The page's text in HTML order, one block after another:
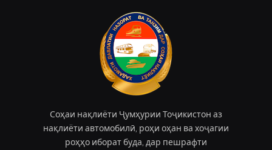
Соҳаи нақлиёти Ҷумҳурии Тоҷикистон аз
нақлиёти автомобилӣ, роҳи оҳан ва хоҷагии
роҳҳо иборат буда, дар пешрафти